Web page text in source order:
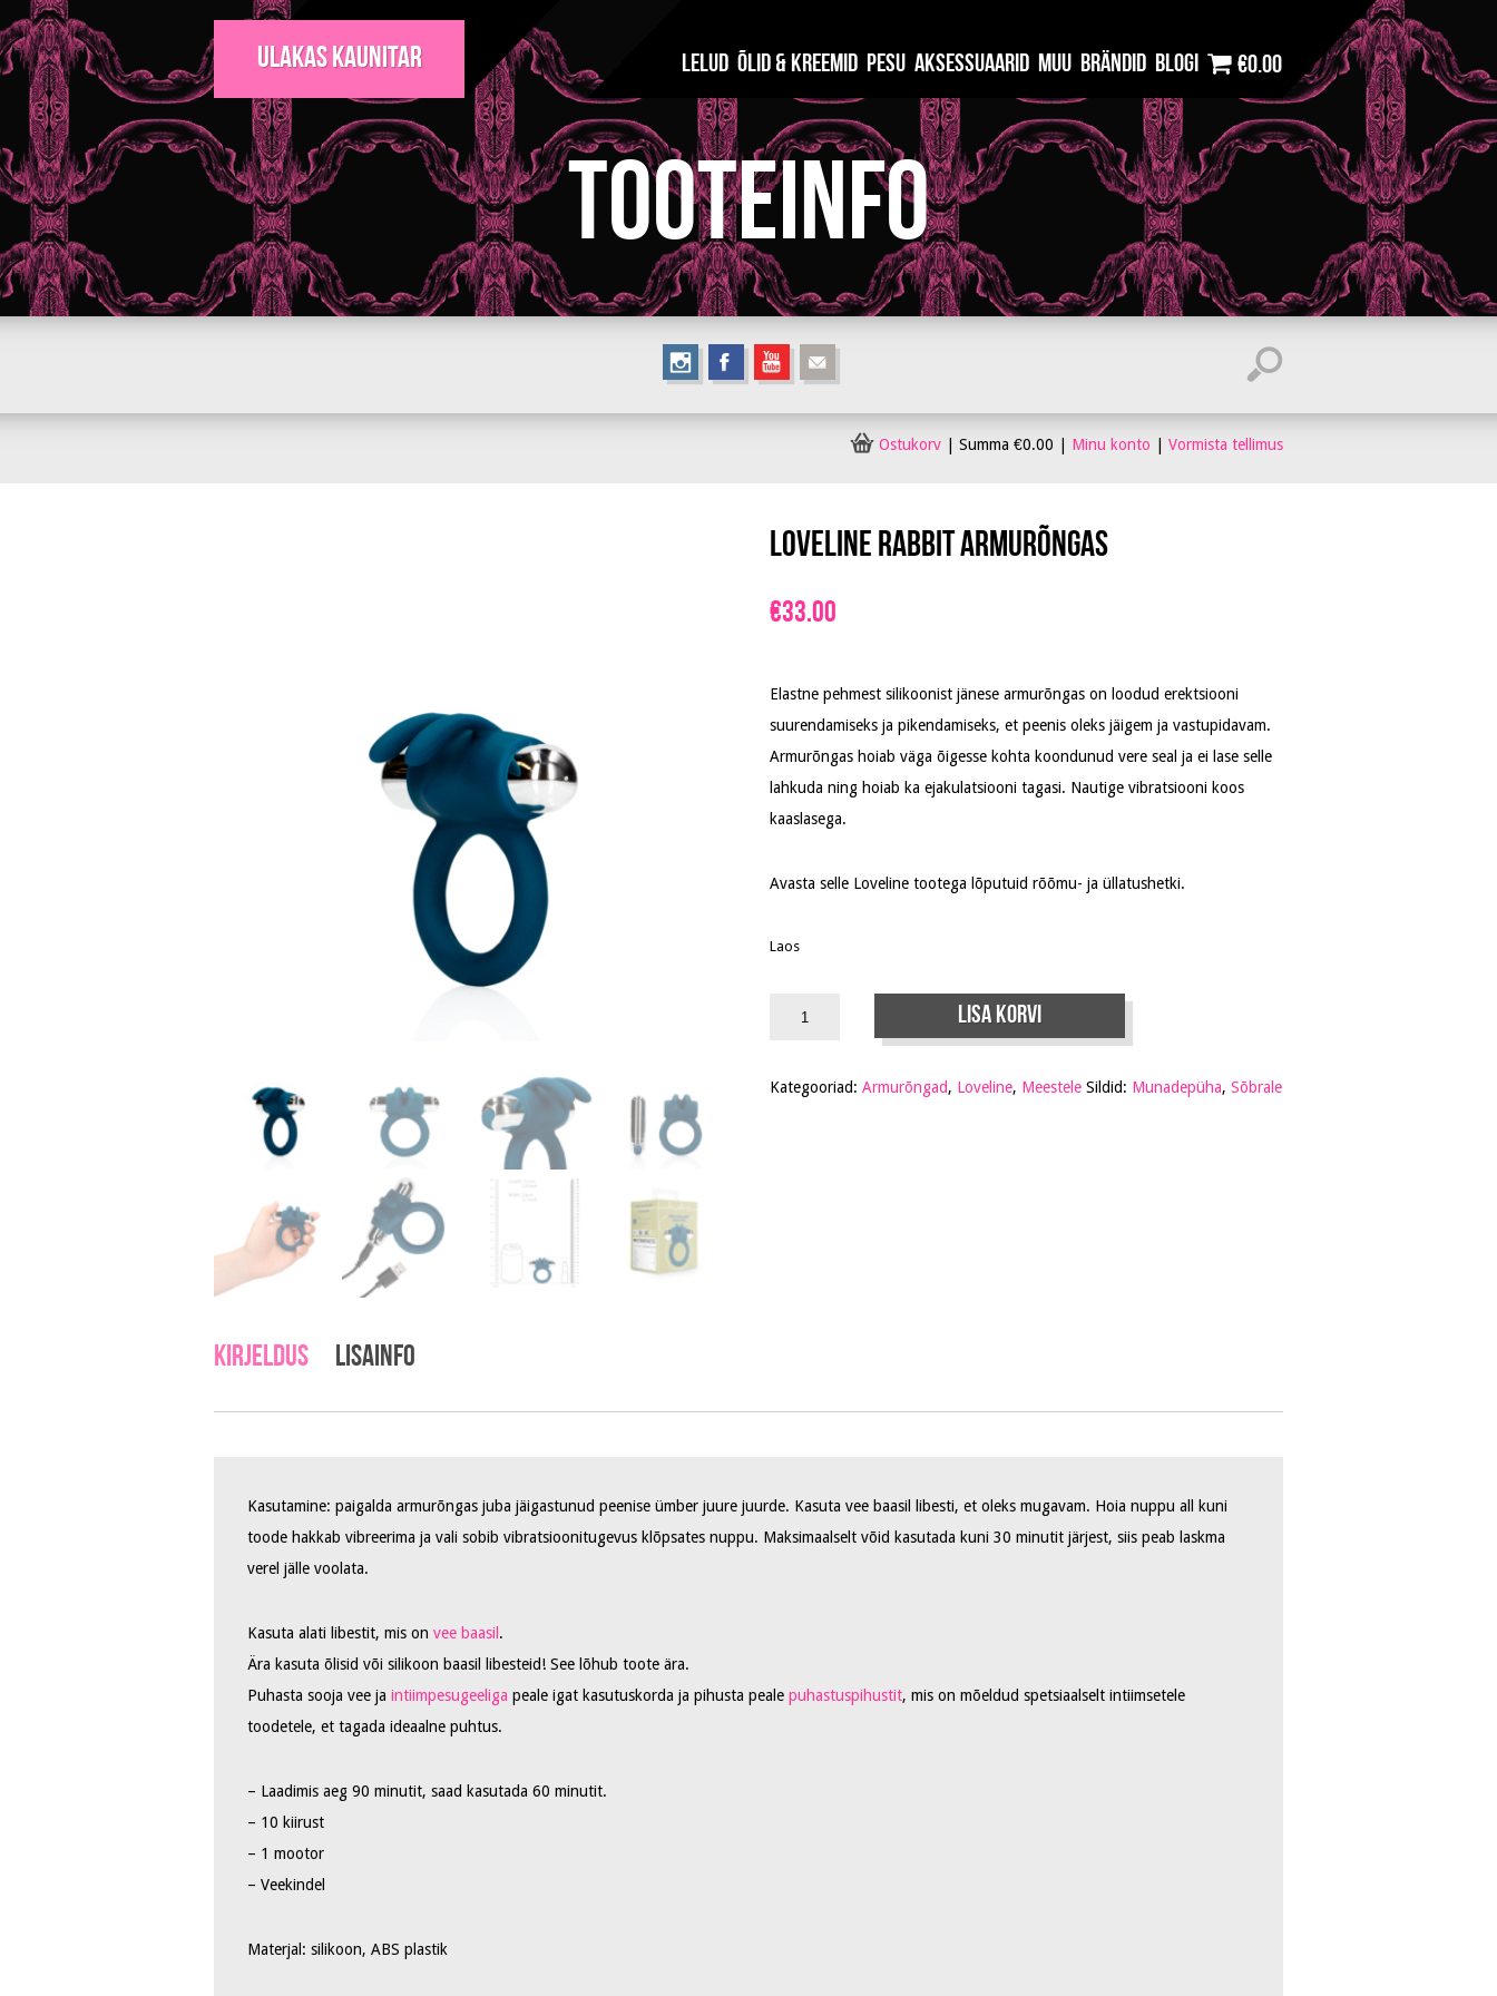
Ulakas Kaunitar Lelud Õlid & Kreemid Pesu Aksessuaarid Muu Brändid Blogi €0.00
Tooteinfo
Ostukorv Summa €0.00 Minu konto Vormista tellimus
Loveline Rabbit armurõngas
€33.00
Elastne pehmest silikoonist jänese armurõngas on loodud erektsiooni
suurendamiseks ja pikendamiseks, et peenis oleks jäigem ja vastupidavam.
Armurõngas hoiab väga õigesse kohta koondunud vere seal ja ei lase selle
lahkuda ning hoiab ka ejakulatsiooni tagasi. Nautige vibratsiooni koos
kaaslasega.
Avasta selle Loveline tootega lõputuid rõõmu- ja üllatushetki.
Laos
Lisa korvi
Kategooriad:Armurõngad, Loveline, Meestele Sildid: Munadepüha,Sõbrale
Kirjeldus Lisainfo
Kasutamine: paigalda armurõngas juba jäigastunud peenise ümber juure juurde. Kasuta vee baasil libesti, et oleks mugavam. Hoia nuppu all kuni
toode hakkab vibreerima ja vali sobib vibratsioonitugevus klõpsates nuppu. Maksimaalselt võid kasutada kuni 30 minutit järjest, siis peab laskma
verel jälle voolata.
Kasuta alati libestit, mis on vee baasil .
Ära kasuta õlisid või silikoon baasil libesteid! See lõhub toote ära.
Puhasta sooja vee ja intiimpesugeeliga peale igat kasutuskorda ja pihusta peale puhastuspihustit, mis on mõeldud spetsiaalselt intiimsetele
toodetele, et tagada ideaalne puhtus.
– Laadimis aeg 90 minutit, saad kasutada 60 minutit.
– 10 kiirust
– 1 mootor
– Veekindel
Materjal: silikoon, ABS plastik